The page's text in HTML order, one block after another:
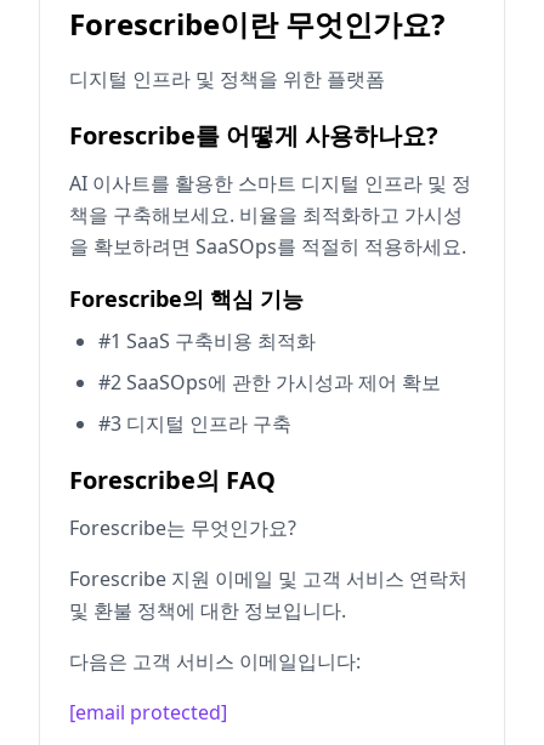
Forescribe이란 무엇인가요?
디지털 인프라 및 정책을 위한 플랫폼
Forescribe를 어떻게 사용하나요?
AI 이사트를 활용한 스마트 디지털 인프라 및 정
책을 구축해보세요. 비율을 최적화하고 가시성
을 확보하려면 SaaSOps를 적절히 적용하세요.
Forescribe의 핵심 기능
#1 SaaS 구축비용 최적화
#2 SaaSOps에 관한 가시성과 제어 확보
#3 디지털 인프라 구축
Forescribe의 FAQ
Forescribe는 무엇인가요?
Forescribe 지원 이메일 및 고객 서비스 연락처
및 환불 정책에 대한 정보입니다.
다음은 고객 서비스 이메일입니다:
[email protected]